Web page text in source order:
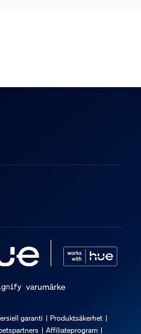
medföljer.
varumärke
garanti
Produktsäkerhet
Affiliateprogram